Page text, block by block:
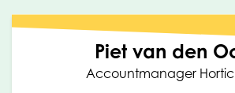
Piet van den
Accountmanager